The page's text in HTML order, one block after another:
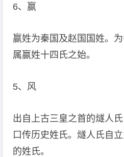
6、嬴
嬴姓为秦国及赵国国姓。
属嬴姓十四氏之始。
5、风
出自上古三皇之首的燧人
口传历史姓氏。燧人氏自
的姓氏。